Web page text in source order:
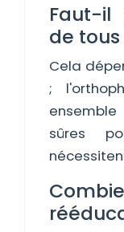
Faut-il
de
Cela
;
sûres